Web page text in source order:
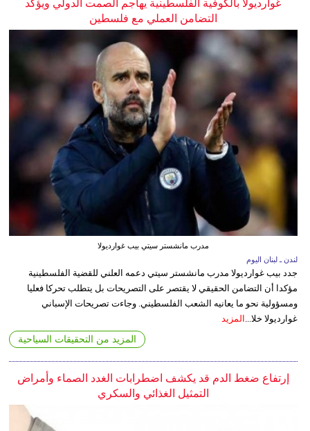
غوارديولا بالكوفية الفلسطينية يهاجم الصمت الدولي ويؤكد
التضامن العملي مع فلسطين
مدرب مانشستر سيتي بيب غوارديولا
لندن ـ لبنان اليوم
جدد بيب غوارديولا مدرب مانشستر سيتي دعمه العلني للقضية الفلسطينية
مؤكدا أن التضامن الحقيقي لا يقتصر على التصريحات بل يتطلب تحركا فعليا
ومسؤولية نحو ما يعانيه الشعب الفلسطيني. وجاءت تصريحات الإسباني
غوارديولا خلا... المزيد
المزيد من التحقيقات السياحية
إرتفاع ضغط الدم قد يكشف اضطرابات الغدد الصماء وأمراض
التمثيل الغذائي والسكري